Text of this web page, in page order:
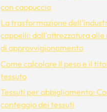
con cappuccio
La trasformazione
cappelli: dall'attrezzatura alle
di approvvigionamento
Come calcolare il peso e il
tessuto
Tessuti per abbigliamento:
conteggio dei tessuti